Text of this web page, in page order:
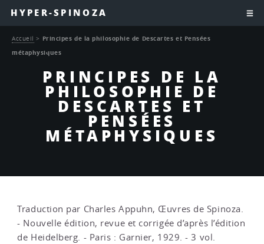
HYPER-SPINOZA
PRINCIPES DE LA
PHILOSOPHIE DE
DESCARTES ET
PENSÉES
MÉTAPHYSIQUES
Accueil > Principes de la philosophie de Descartes et Pensées
métaphysiques
Traduction par Charles Appuhn, Œuvres de Spinoza.
- Nouvelle édition, revue et corrigée d’après l’édition
de Heidelberg. - Paris : Garnier, 1929. - 3 vol.